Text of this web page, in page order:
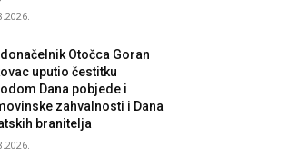
Otočca Goran
uputio čestitku
Dana pobjede i
zahvalnosti i Dana
branitelja